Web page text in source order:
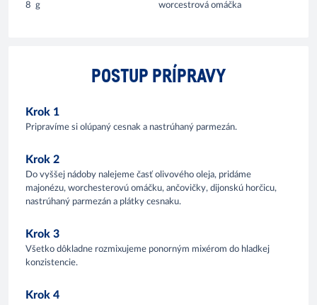
8 g worcestrová omáčka
POSTUP PRÍPRAVY
Krok 1
Pripravíme si olúpaný cesnak a nastrúhaný parmezán.
Krok 2
Do vyššej nádoby nalejeme časť olivového oleja, pridáme
majonézu, worchesterovú omáčku, ančovičky, dijonskú horčicu,
nastrúhaný parmezán a plátky cesnaku.
Krok 3
Všetko dôkladne rozmixujeme ponorným mixérom do hladkej
konzistencie.
Krok 4